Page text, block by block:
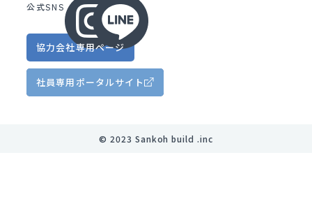
公式SNS
協力会社専用ページ
社員専用 ポータルサイト
©︎ 2023 Sankoh build .inc